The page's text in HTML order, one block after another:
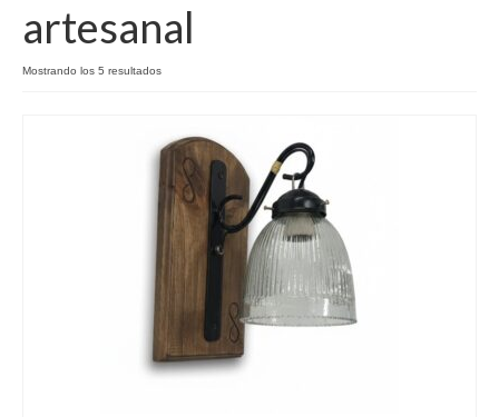
Productos
Contacto
artesanal
Mostrando los 5 resultados